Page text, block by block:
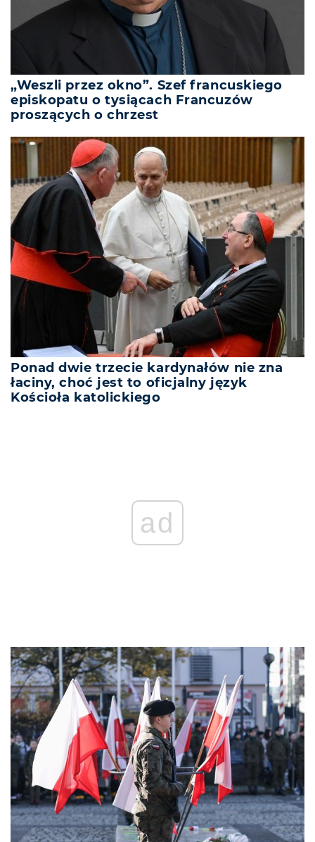
„Weszli przez okno”. Szef francuskiego
episkopatu o tysiącach Francuzów
proszących o chrzest
Ponad dwie trzecie kardynałów nie zna
łaciny, choć jest to oficjalny język
Kościoła katolickiego
ad